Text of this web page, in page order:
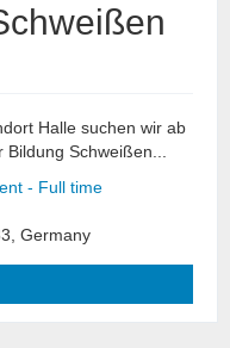
Halle suchen wir ab
Schweißen...
- Full time
Germany